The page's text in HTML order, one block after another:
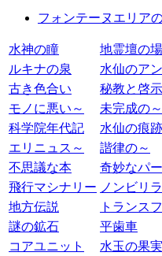
フォンテーヌエリア
水神の瞳
地霊壇の
ルキナの泉
水仙のアン
古き色合い
秘教と啓
モノに悪い～
未完成の～
科学院年代記
水仙の痕
エリニュス～
諧律の～
不思議な本
奇妙なパ
飛行マシナリー ノンビリ
地方伝説
トランス
謎の鉱石
平歯車
コアユニット
水玉の果実